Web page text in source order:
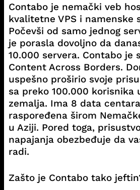
Contabo je nemački veb
kvalitetne VPS i namenske
Počevši od samo jednog
je porasla dovoljno da
10.000 servera. Contabo je
Content Across Borders.
uspešno proširio svoje
sa preko 100.000 korisnika
zemalja. Ima 8 data
raspoređena širom
u Aziji. Pored toga,
napajanja obezbeđuje da
radi.
Zašto je Contabo tako